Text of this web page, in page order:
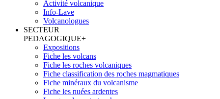
Activité volcanique
Info-Lave
Volcanologues
SECTEUR
PEDAGOGIQUE+
Expositions
Fiche les volcans
Fiche les roches volcaniques
Fiche classification des roches magmatiques
Fiche minéraux du volcanisme
Fiche les nuées ardentes